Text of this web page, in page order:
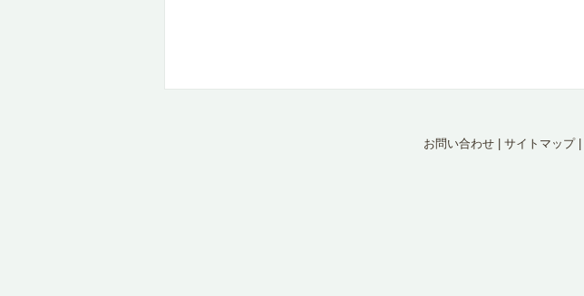
お問い合わせ サイトマップ|